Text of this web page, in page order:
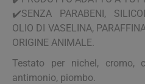
✔️​SENZA PARABENI,
OLIO DI VASELINA,
ORIGINE ANIMALE.
Testato per nichel, cromo,
antimonio, piombo.